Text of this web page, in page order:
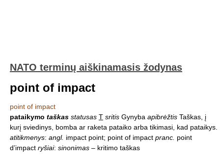
NATO terminų aiškinamasis žodynas
point of impact
point of impact
pataikymo taškas statusas T sritis Gynyba apibrėžtis Taškas, į
kurį sviedinys, bomba ar raketa pataiko arba tikimasi, kad pataikys.
atitikmenys: angl. impact point; point of impact pranc. point
d’impact ryšiai: sinonimas – kritimo taškas